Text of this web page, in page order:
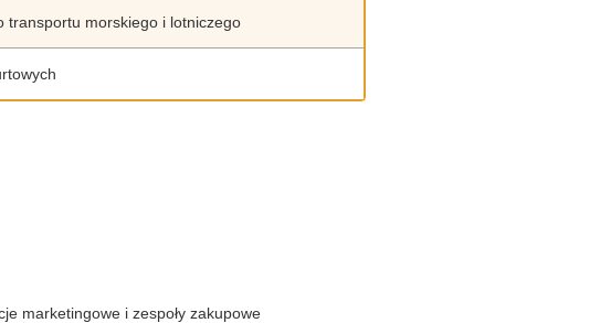
transportu morskiego i lotniczego
marketingowe i zespoły zakupowe